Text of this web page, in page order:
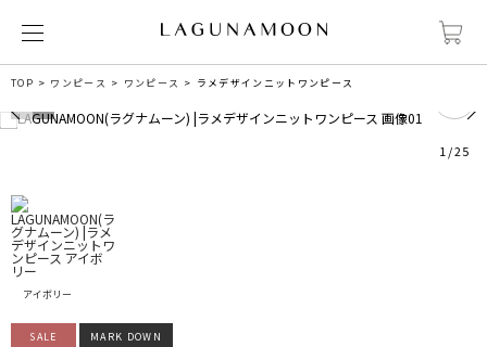
TOP ワンピース ワンピース ラメデザインニットワンピース
1 /25
アイボリー
SALE MARK DOWN